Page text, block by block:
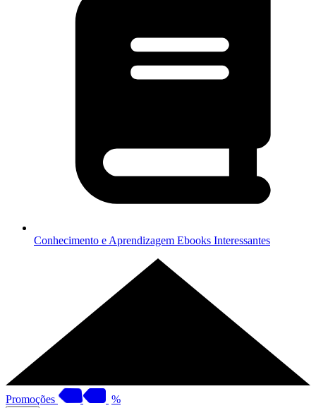
Conhecimento e Aprendizagem Ebooks Interessantes
Promoções %